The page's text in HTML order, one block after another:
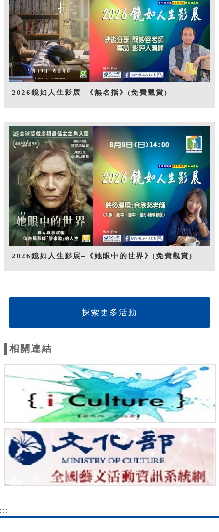
2026鏡如人生影展–《無名指》(免費觀賞)
2026鏡如人生影展–《她眼中的世界》(免費觀賞)
探索更多活動
相關連結
:::